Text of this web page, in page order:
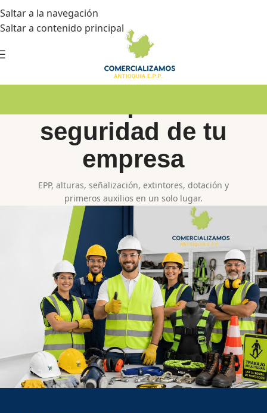
Saltar a la navegación
Saltar a contenido principal
seguridad de tu
empresa
EPP, alturas, señalización, extintores, dotación y
primeros auxilios en un solo lugar.